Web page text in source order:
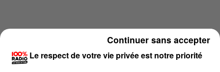
Le respect de votre vie privée est notre priorité
Continuer sans accepter